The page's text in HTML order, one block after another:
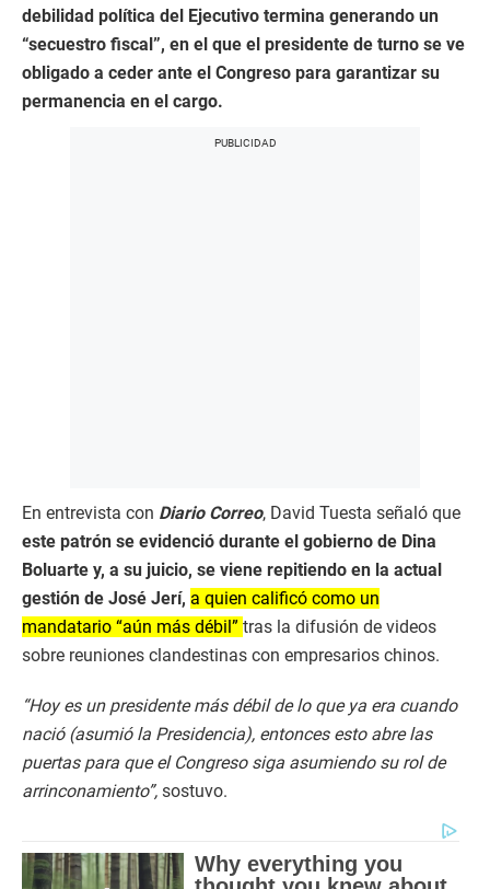
debilidad política del Ejecutivo termina generando un
“secuestro fiscal”, en el que el presidente de turno se ve
obligado a ceder ante el Congreso para garantizar su
permanencia en el cargo.
En entrevista con Diario Correo, David Tuesta señaló que
este patrón se evidenció durante el gobierno de Dina
Boluarte y, a su juicio, se viene repitiendo en la actual
gestión de José Jerí, a quien calificó como un
mandatario “aún más débil” tras la difusión de videos
sobre reuniones clandestinas con empresarios chinos.
“Hoy es un presidente más débil de lo que ya era cuando
nació (asumió la Presidencia), entonces esto abre las
puertas para que el Congreso siga asumiendo su rol de
arrinconamiento”, sostuvo.